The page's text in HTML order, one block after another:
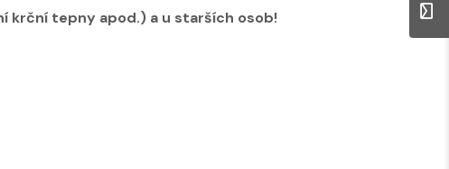
krční tepny apod.) a u starších osob!